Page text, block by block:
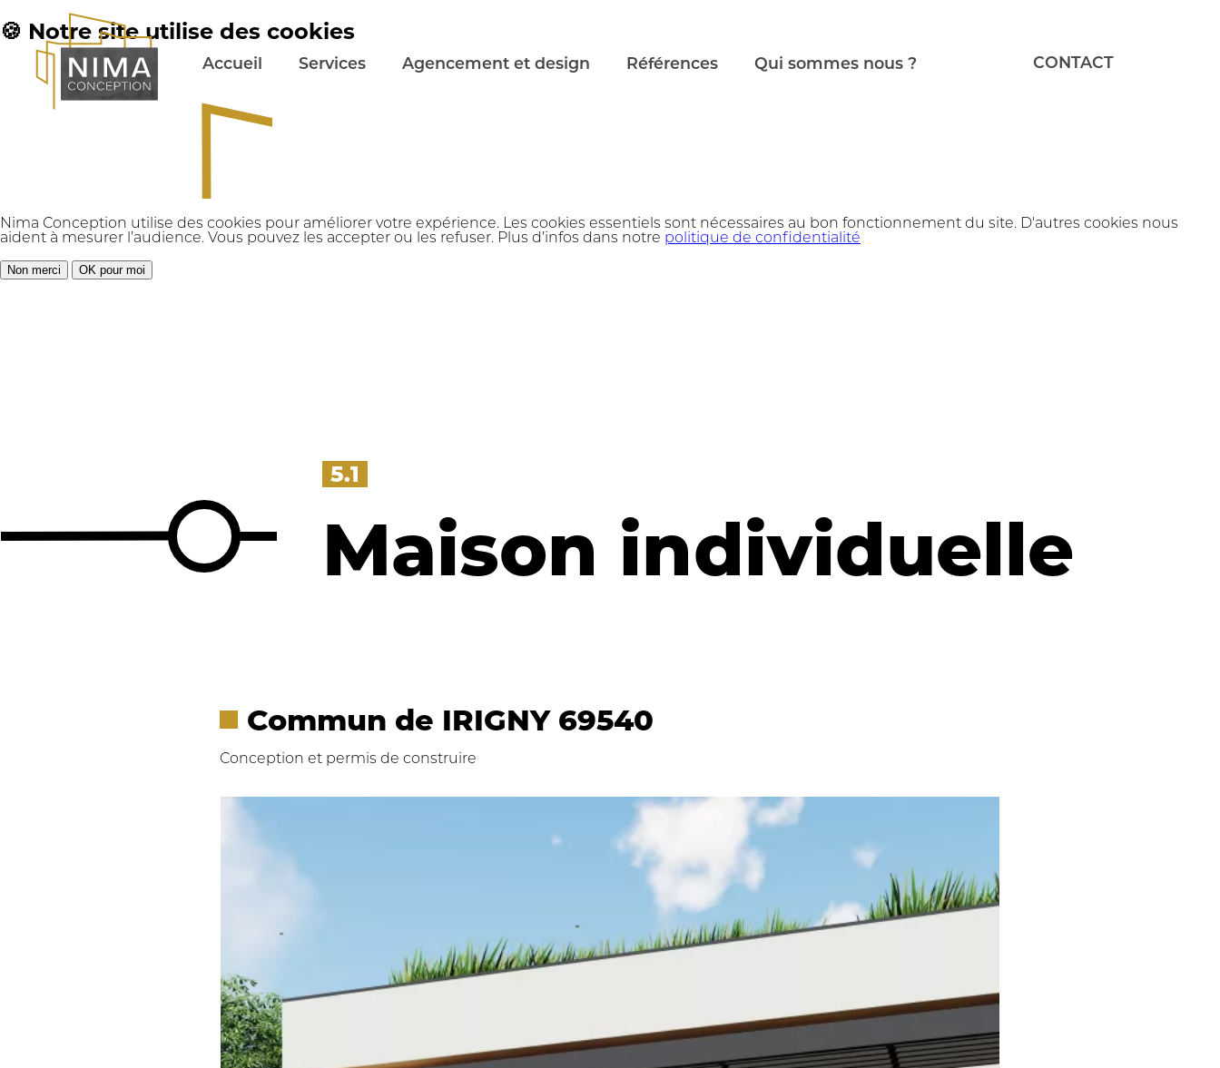
🍪 Notre site utilise des cookies
Nima Conception utilise des cookies pour améliorer votre expérience. Les cookies essentiels sont nécessaires au bon fonctionnement du site. D'autres cookies nous
aident à mesurer l’audience. Vous pouvez les accepter ou les refuser. Plus d’infos dans notre politique de confidentialité
Non merci OK pour moi
Accueil Services Agencement et design Références Qui sommes nous ? CONTACT
5.1
Maison individuelle
Commun de IRIGNY 69540
Conception et permis de construire